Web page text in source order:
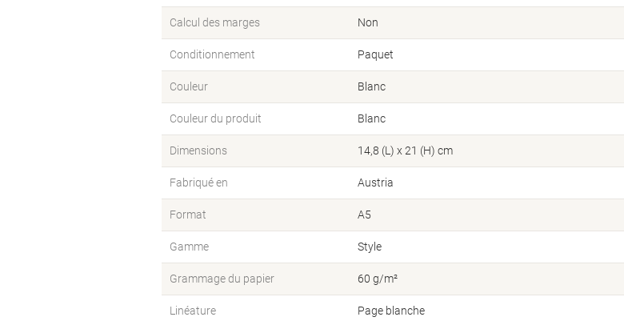
Calcul des marges Non
Conditionnement Paquet
Couleur Blanc
Couleur du produit Blanc
Dimensions 14,8 (L) x 21 (H) cm
Fabriqué en Austria
Format A5
Gamme Style
Grammage du papier 60 g/m²
Linéature Page blanche